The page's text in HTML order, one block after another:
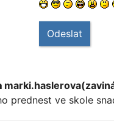
Odeslat
prednest ve skole